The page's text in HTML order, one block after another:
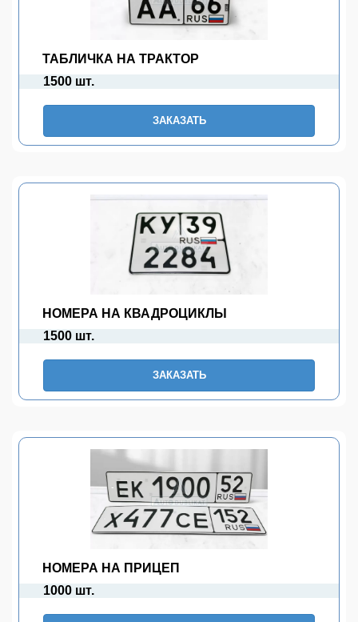
ТАБЛИЧКА НА ТРАКТОР
1500 шт.
ЗАКАЗАТЬ
НОМЕРА НА КВАДРОЦИКЛЫ
1500 шт.
ЗАКАЗАТЬ
НОМЕРА НА ПРИЦЕП
1000 шт.